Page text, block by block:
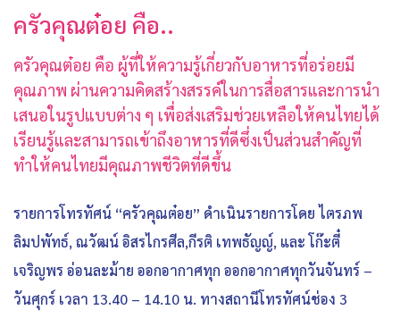
ครัวคุณต๋อย คือ..
ครัวคุณต๋อย คือ ผู้ที่ให้ความรู้เกี่ยวกับอาหารที่อร่อยมี
คุณภาพ ผ่านความคิดสร้างสรรค์ในการสื่อสารและการนำ
เสนอในรูปแบบต่าง ๆ เพื่อส่งเสริมช่วยเหลือให้คนไทยได้
เรียนรู้และสามารถเข้าถึงอาหารที่ดีซึ่งเป็นส่วนสำคัญที่
ทำให้คนไทยมีคุณภาพชีวิตที่ดีขึ้น
รายการโทรทัศน์ “ครัวคุณต๋อย” ดำเนินรายการโดย ไตรภพ
ลิมปพัทธ์, ณวัฒน์ อิสรไกรศีล,กีรติ เทพธัญญ์, และ โก๊ะตี๋
เจริญพร อ่อนละม้าย ออกอากาศทุก ออกอากาศทุกวันจันทร์ –
วันศุกร์ เวลา 13.40 – 14.10 น. ทางสถานีโทรทัศน์ช่อง 3